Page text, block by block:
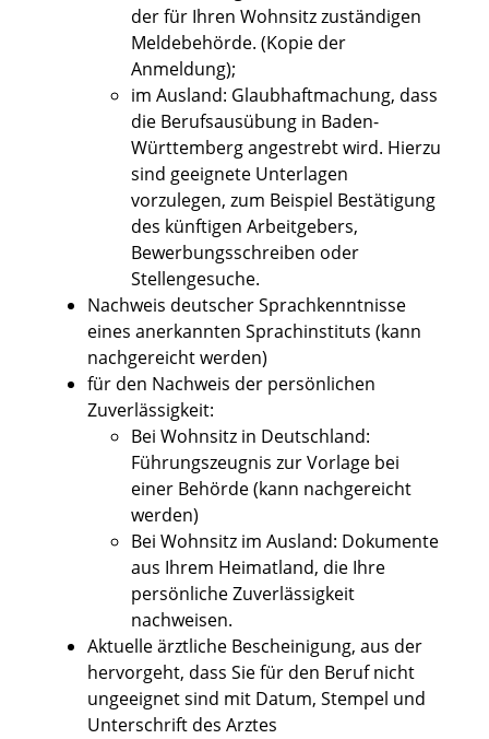
der für Ihren Wohnsitz zuständigen
Meldebehörde. (Kopie der
Anmeldung);
im Ausland: Glaubhaftmachung, dass
die Berufsausübung in Baden-
Württemberg angestrebt wird. Hierzu
sind geeignete Unterlagen
vorzulegen, zum Beispiel Bestätigung
des künftigen Arbeitgebers,
Bewerbungsschreiben oder
Stellengesuche.
Nachweis deutscher Sprachkenntnisse
eines anerkannten Sprachinstituts (kann
nachgereicht werden)
für den Nachweis der persönlichen
Zuverlässigkeit:
Bei Wohnsitz in Deutschland:
Führungszeugnis zur Vorlage bei
einer Behörde (kann nachgereicht
werden)
Bei Wohnsitz im Ausland: Dokumente
aus Ihrem Heimatland, die Ihre
persönliche Zuverlässigkeit
nachweisen.
Aktuelle ärztliche Bescheinigung, aus der
hervorgeht, dass Sie für den Beruf nicht
ungeeignet sind mit Datum, Stempel und
Unterschrift des Arztes